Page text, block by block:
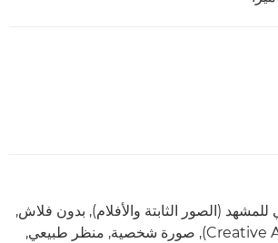
للمشهد (الصور الثابتة والأفلام), بدون فلاش,
الإبداع التلقائي (Creative Auto), صورة شخصية, منظر طبيعي,